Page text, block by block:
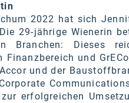
2022 hat sich
29-jährige Wienerin
Branchen: Dieses
und
und der
erfolgreichen